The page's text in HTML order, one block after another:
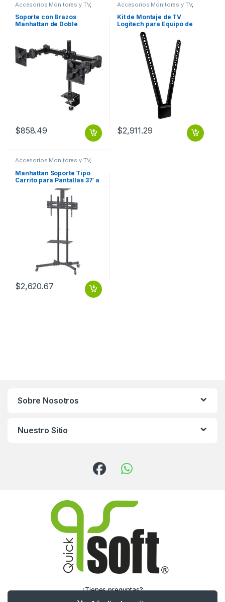
Accesorios Monitores y TV,
Soporte con Brazos
Manhattan de Doble
12KGs, Negro ARTICULADO
13 A 24 6 KG X BRAZO
$858.49
Accesorios Monitores y TV,
Kit de Montaje de TV
Logitech para Equipo de
Videoconferencia MeetUp .
$2,911.29
Accesorios Monitores y TV,
Dispositivos de Video
Manhattan Soporte Tipo
Carrito para Pantallas 37′ a
70′ o 50KGs, Negro A 70
50KG ALTURA AJUSTABLE
$2,620.67
Sobre Nosotros
Nuestro Sitio
¿Tienes preguntas?